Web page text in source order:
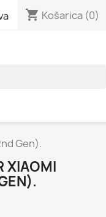
shopping_cart Košarica (0)
Gen).
XIAOMI